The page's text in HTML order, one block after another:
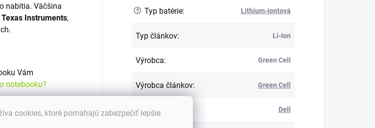
cookies, ktoré pomáhajú zabezpečiť lepšie
nabitia. Väčšina
Texas Instruments,
Vám
notebooku?
tovaru.
? Typ batérie: Lithium-iontová
Typ článkov: Li-Ion
Výrobca: Green Cell
Výrobca článkov: Green Cell
Značka Dell